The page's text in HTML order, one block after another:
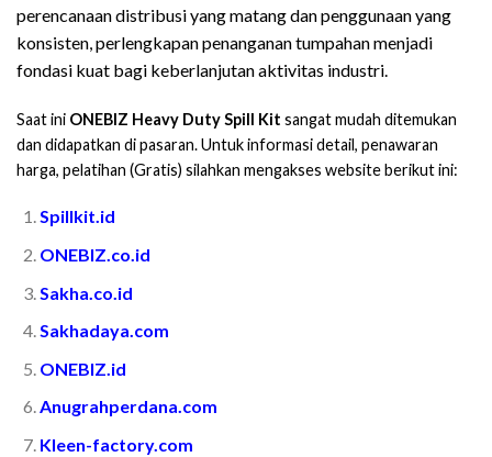
perencanaan distribusi yang matang dan penggunaan yang
konsisten, perlengkapan penanganan tumpahan menjadi
fondasi kuat bagi keberlanjutan aktivitas industri.
Saat ini ONEBIZ Heavy Duty Spill Kit sangat mudah ditemukan
dan didapatkan di pasaran. Untuk informasi detail, penawaran
harga, pelatihan (Gratis) silahkan mengakses website berikut ini:
Spillkit.id
ONEBIZ.co.id
Sakha.co.id
Sakhadaya.com
ONEBIZ.id
Anugrahperdana.com
Kleen-factory.com